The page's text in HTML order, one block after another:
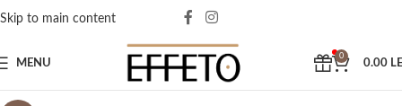
Skip to main content
MENU
0
0.00